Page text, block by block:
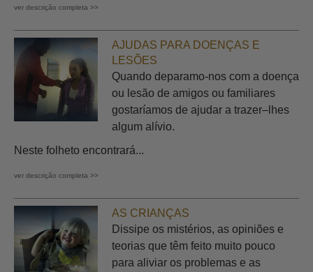
ver descrição completa >>
AJUDAS PARA DOENÇAS E
LESÕES
Quando deparamo-nos com a doença
ou lesão de amigos ou familiares
gostaríamos de ajudar a trazer–lhes
algum alívio.
Neste folheto encontrará...
ver descrição completa >>
AS CRIANÇAS
Dissipe os mistérios, as opiniões e
teorias que têm feito muito pouco
para aliviar os problemas e as